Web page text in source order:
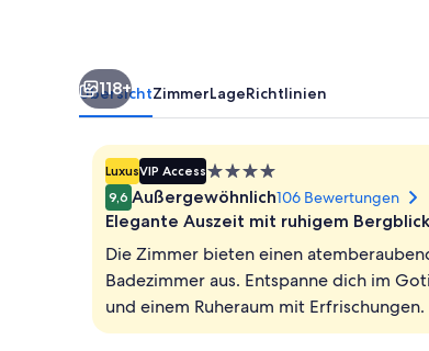
118+
ÜbersichtZimmerLageRichtlinien
LuxusVIP Access4.0-
Sterne-
Unterkunft
9,6 Außergewöhnlich106 Bewertungen
Elegante Auszeit mit ruhigem Bergblick
Die Zimmer bieten einen
Badezimmer aus. Entspanne dich im
und einem Ruheraum mit Erfrischungen.